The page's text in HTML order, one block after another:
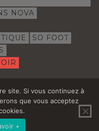
NOVA
SO FOOT
Mentions légales
↑ Retour en
haut de
site. Si vous continuez à
que vous acceptez
+